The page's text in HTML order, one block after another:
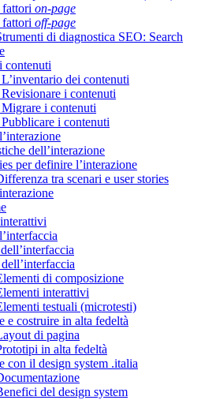
on-page
off-page
di diagnostica SEO: Search
contenuti
dei contenuti
i contenuti
i contenuti
i contenuti
dell’interazione
per definire l’interazione
tra scenari e user stories
di composizione
interattivi
testuali (microtesti)
e costruire in alta fedeltà
di pagina
in alta fedeltà
con il design system .italia
del design system